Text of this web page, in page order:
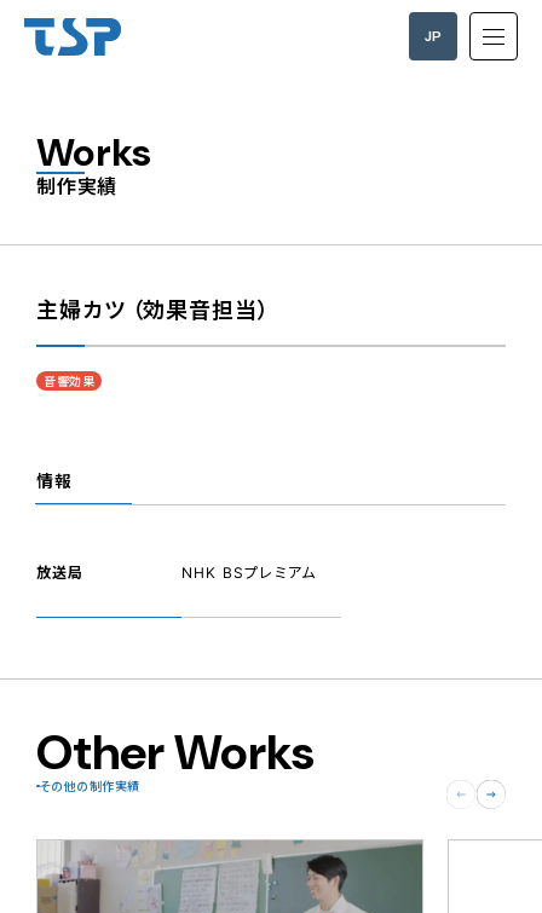
JP
Works
制作実績
主婦カツ （効果音担当）
音響効果
情報
放送局 NHK BSプレミアム
Other Works
その他の制作実績